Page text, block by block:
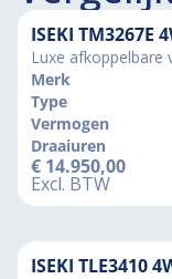
ISEKI TM3267E
Luxe afkoppelbare
Merk
Type
Vermogen
Draaiuren
€ 14.950,00
Excl. BTW
ISEKI TLE3410